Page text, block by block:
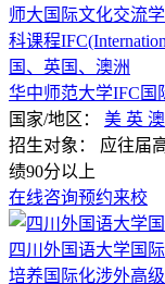
师大国际文化交流
科课程
国、英国、澳洲
华中师范大学IFC国
国家/地区： 美 英 澳
招生对象： 应往届
绩90分以上
在线咨询预约来校
四川外国语大学国
培养国际化涉外高